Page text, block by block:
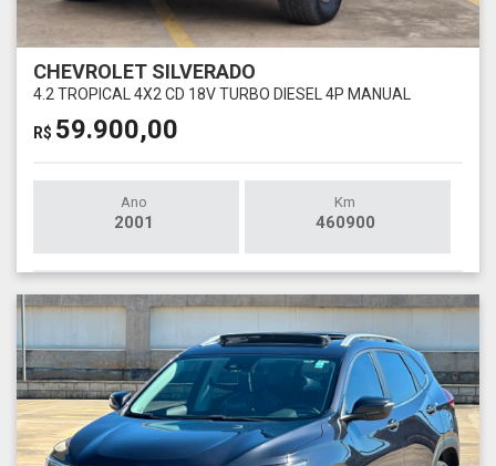
CHEVROLET SILVERADO
4.2 TROPICAL 4X2 CD 18V TURBO DIESEL 4P MANUAL
R$ 59.900,00
Ano
2001
Km
460900